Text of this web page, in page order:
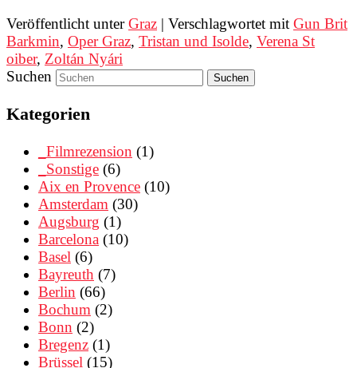
Veröffentlicht unter Graz | Verschlagwortet mit Gun Brit
Barkmin, Oper Graz, Tristan und Isolde, Verena St
oiber, Zoltán Nyári
Suchen
Kategorien
_Filmrezension (1)
_Sonstige (6)
Aix en Provence (10)
Amsterdam (30)
Augsburg (1)
Barcelona (10)
Basel (6)
Bayreuth (7)
Berlin (66)
Bochum (2)
Bonn (2)
Bregenz (1)
Brüssel (15)